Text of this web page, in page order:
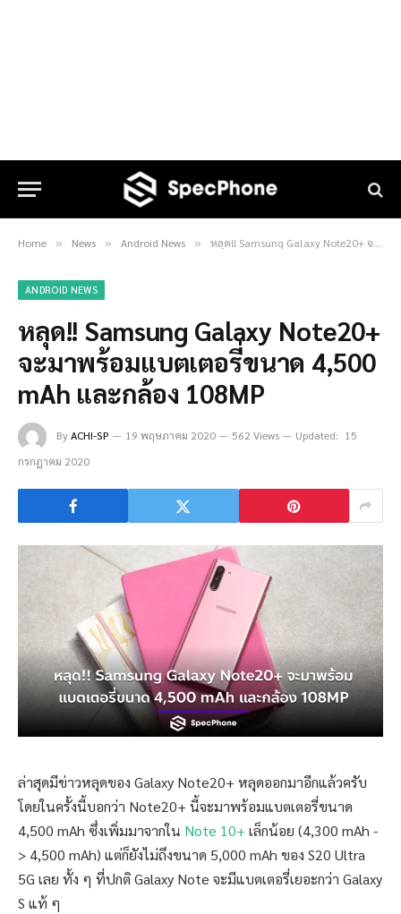
Home » News » Android News » หลุด!! Samsung Galaxy Note20+ จะมาพร้อมแบตเตอรี่ขนาด 4,500 mAh และกล้อง 108MP
ANDROID NEWS
หลุด!! Samsung Galaxy Note20+
จะมาพร้อมแบตเตอรี่ขนาด 4,500
mAh และกล้อง 108MP
ByACHI-SP 19 พฤษภาคม 2020 562 Views Updated: 15
กรกฎาคม 2020
ล่าสุดมีข่าวหลุดของ Galaxy Note20+ หลุดออกมาอีกแล้วครับ
โดยในครั้งนี้บอกว่า Note20+ นี้จะมาพร้อมแบตเตอรี่ขนาด
4,500 mAh ซึ่งเพิ่มมาจากใน Note 10+ เล็กน้อย (4,300 mAh -
> 4,500 mAh) แต่ก็ยังไม่ถึงขนาด 5,000 mAh ของ S20 Ultra
5G เลย ทั้ง ๆ ที่ปกติ Galaxy Note จะมีแบตเตอรี่เยอะกว่า Galaxy
S แท้ ๆ